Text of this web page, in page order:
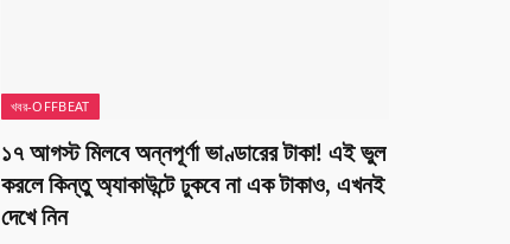
খবর-OFFBEAT
১৭ আগস্ট মিলবে অন্নপূর্ণা ভাণ্ডারের টাকা! এই ভুল
করলে কিন্তু অ্যাকাউন্টে ঢুকবে না এক টাকাও, এখনই
দেখে নিন